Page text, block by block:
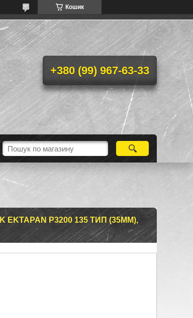
Кошик
+380 (99) 967-63-33
P3200 135 ТИП (35MM),